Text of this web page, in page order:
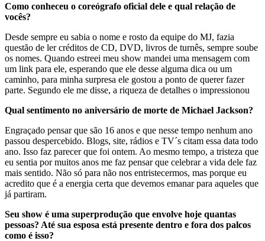
Como conheceu o coreógrafo oficial dele e qual relação de
vocês?
Desde sempre eu sabia o nome e rosto da equipe do MJ, fazia
questão de ler créditos de CD, DVD, livros de turnês, sempre soube
os nomes. Quando estreei meu show mandei uma mensagem com
um link para ele, esperando que ele desse alguma dica ou um
caminho, para minha surpresa ele gostou a ponto de querer fazer
parte. Segundo ele me disse, a riqueza de detalhes o impressionou
Qual sentimento no aniversário de morte de Michael Jackson?
Engraçado pensar que são 16 anos e que nesse tempo nenhum ano
passou despercebido. Blogs, site, rádios e TV´s citam essa data todo
ano. Isso faz parecer que foi ontem. Ao mesmo tempo, a tristeza que
eu sentia por muitos anos me faz pensar que celebrar a vida dele faz
mais sentido. Não só para não nos entristecermos, mas porque eu
acredito que é a energia certa que devemos emanar para aqueles que
já partiram.
Seu show é uma superprodução que envolve hoje quantas
pessoas? Até sua esposa está presente dentro e fora dos palcos
como é isso?